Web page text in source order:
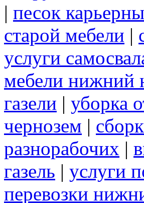
| песок
старой мебели |
услуги
мебели нижний
газели | уборка
чернозем |
разнорабочих |
газель | услуги
перевозки